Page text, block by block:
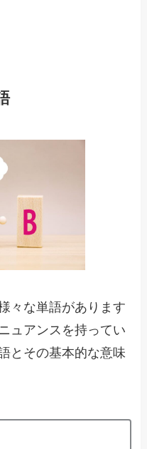
々な単語があります
ュアンスを持ってい
とその基本的な意味